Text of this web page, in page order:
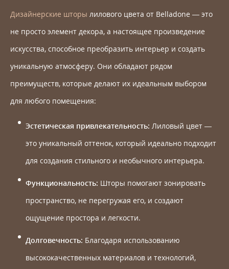
Дизайнерские шторы лилового цвета от Belladone — это
не просто элемент декора, а настоящее произведение
искусства, способное преобразить интерьер и создать
уникальную атмосферу. Они обладают рядом
преимуществ, которые делают их идеальным выбором
для любого помещения:
Эстетическая привлекательность: Лиловый цвет —
это уникальный оттенок, который идеально подходит
для создания стильного и необычного интерьера.
Функциональность: Шторы помогают зонировать
пространство, не перегружая его, и создают
ощущение простора и легкости.
Долговечность: Благодаря использованию
высококачественных материалов и технологий,